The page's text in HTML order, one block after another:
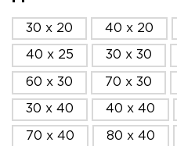
30 x 20 40 x 20
40 x 25 30 x 30
60 x 30 70 x 30
30 x 40 40 x 40
70 x 40 80 x 40